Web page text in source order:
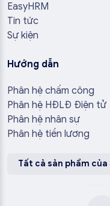
EasyHRM
Tin tức
Sự kiện
Hướng dẫn
Phân hệ chấm công
Phân hệ HĐLĐ Điện tử
Phân hệ nhân sự
Phân hệ tiền lương
Tất cả sản phẩm